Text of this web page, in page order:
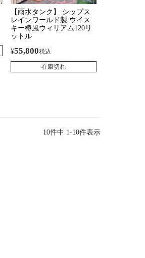
【雨水タンク】 シップス
レインワールド製 ウイス
キー樽風ウィリアム120リ
ットル
¥55,800税込
在庫切れ
10件中 1 -10件表示